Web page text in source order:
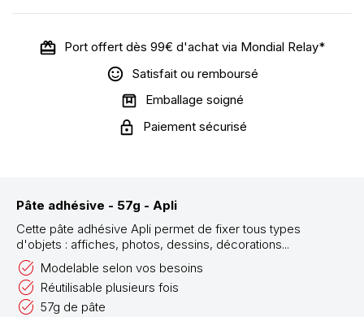
Port offert dès 99€ d'achat via Mondial Relay*
Satisfait ou remboursé
Emballage soigné
Paiement sécurisé
Pâte adhésive - 57g - Apli
Cette pâte adhésive Apli permet de fixer tous types
d'objets : affiches, photos, dessins, décorations...
Modelable selon vos besoins
Réutilisable plusieurs fois
57g de pâte